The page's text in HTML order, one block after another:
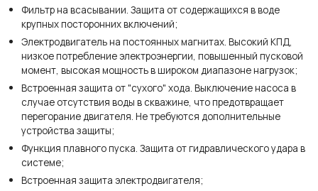
Фильтр на всасывании. Защита от содержащихся в воде
крупных посторонних включений;
Электродвигатель на постоянных магнитах. Высокий КПД,
низкое потребление электроэнергии, повышенный пусковой
момент, высокая мощность в широком диапазоне нагрузок;
Встроенная защита от "сухого" хода. Выключение насоса в
случае отсутствия воды в скважине, что предотвращает
перегорание двигателя. Не требуются дополнительные
устройства защиты;
Функция плавного пуска. Защита от гидравлического удара в
системе;
Встроенная защита электродвигателя;